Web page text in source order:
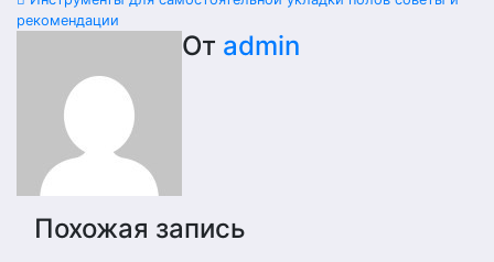
рекомендации
От admin
Похожая запись